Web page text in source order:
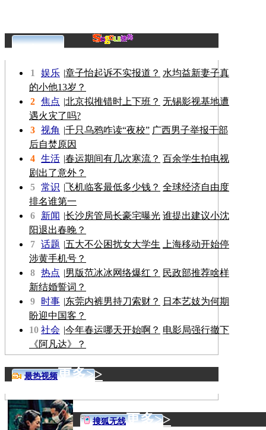
1 娱乐 |章子怡起诉不实报道？ 水均益新妻子真
的小他13岁？
2 焦点 |北京拟推错时上下班？ 无锡影视基地遭
遇火灾了吗?
3 视角 |千只乌鸦咋读“夜校” 广西男子举报干部
后自焚原因
4 生活 |春运期间有几次寒流？ 百余学生拍电视
剧出了意外？
5 常识 |飞机临客最低多少钱？ 全球经济自由度
排名谁第一
6
新闻 |长沙房管局长豪宅曝光 谁提出建议小沈
阳退出春晚？
7 话题 |五大不公困扰女大学生
上海移动开始停
涉黄手机号？
8 热点 |男版范冰冰网络爆红？ 民政部推荐啥样
新结婚誓词？
9
时事 |东莞内裤男持刀索财？
日本艺妓为何期
盼迎中国客？
10 社会 |今年春运哪天开始啊？ 电影局强行撤下
《阿凡达》？
最热视频更多>>
搜狐无线更多>>